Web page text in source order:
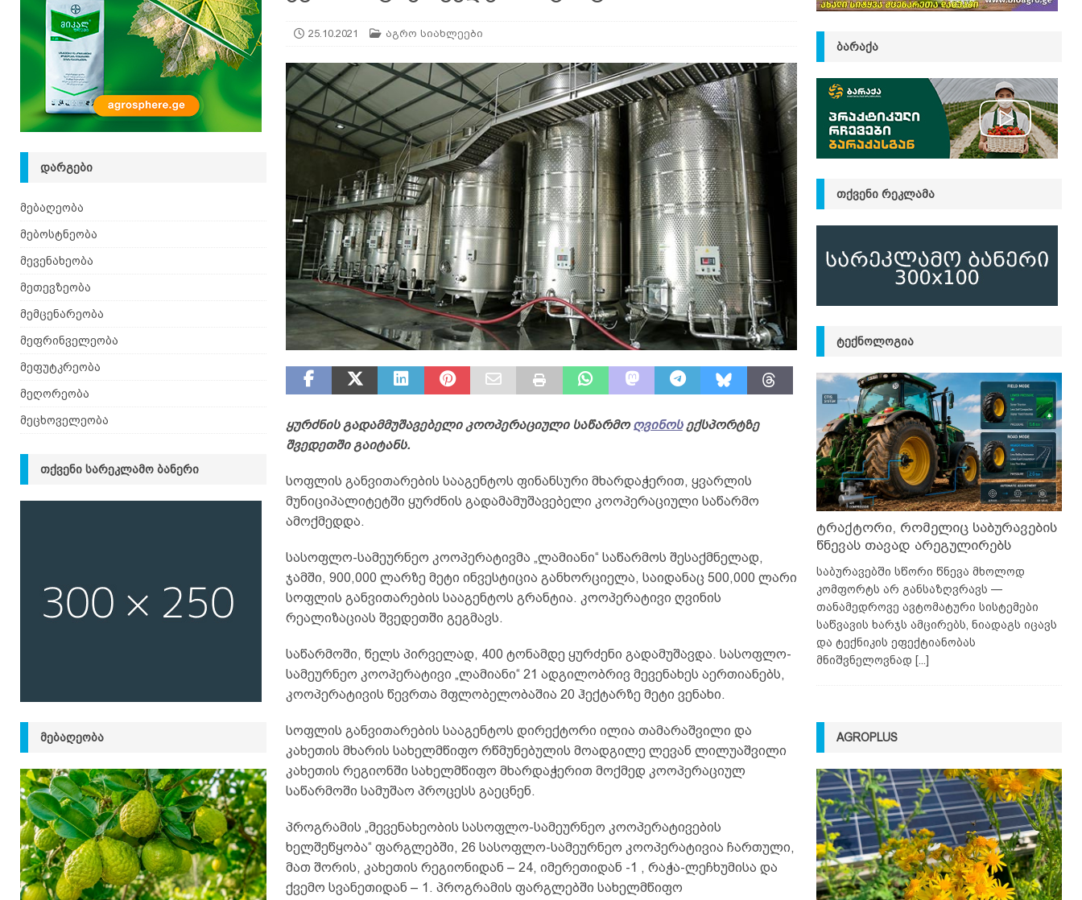
25.10.2021 აგრო სიახლეები
ყურძნის გადამმუშავებელი კოოპერაციული საწარმოღვინოსექსპორტზე
შვედეთში გაიტანს.
სოფლის განვითარების სააგენტოს ფინანსური მხარდაჭერით, ყვარლის
მუნიციპალიტეტში ყურძნის გადამამუშავებელი კოოპერაციული საწარმო
ამოქმედდა.
სასოფლო-სამეურნეო კოოპერატივმა „ლამიანი“ საწარმოს შესაქმნელად,
ჯამში, 900,000 ლარზე მეტი ინვესტიცია განხორციელა, საიდანაც 500,000 ლარი
სოფლის განვითარების სააგენტოს გრანტია. კოოპერატივი ღვინის
რეალიზაციას შვედეთში გეგმავს.
საწარმოში, წელს პირველად, 400 ტონამდე ყურძენი გადამუშავდა. სასოფლო-
სამეურნეო კოოპერატივი „ლამიანი“ 21 ადგილობრივ მევენახეს აერთიანებს,
კოოპერატივის წევრთა მფლობელობაშია 20 ჰექტარზე მეტი ვენახი.
სოფლის განვითარების სააგენტოს დირექტორი ილია თამარაშვილი და
კახეთის მხარის სახელმწიფო რწმუნებულის მოადგილე ლევან ლილუაშვილი
კახეთის რეგიონში სახელმწიფო მხარდაჭერით მოქმედ კოოპერაციულ
საწარმოში სამუშაო პროცესს გაეცნენ.
პროგრამის „მევენახეობის სასოფლო-სამეურნეო კოოპერატივების
ხელშეწყობა“ ფარგლებში, 26 სასოფლო-სამეურნეო კოოპერატივია ჩართული,
მათ შორის, კახეთის რეგიონიდან – 24, იმერეთიდან -1 , რაჭა-ლეჩხუმისა და
ქვემო სვანეთიდან – 1. პროგრამის ფარგლებში სახელმწიფო
ᲓᲐᲠᲒᲔᲑᲘ
მებაღეობა
მებოსტნეობა
მევენახეობა
მეთევზეობა
მემცენარეობა
მეფრინველეობა
მეფუტკრეობა
მეღორეობა
მეცხოველეობა
ᲗᲥᲕᲔᲜᲘ ᲡᲐᲠᲔᲙᲚᲐᲛᲝ ᲑᲐᲜᲔᲠᲘ
ᲛᲔᲑᲐᲦᲔᲝᲑᲐ
ᲑᲐᲠᲐᲥᲐ
ᲗᲥᲕᲔᲜᲘ ᲠᲔᲙᲚᲐᲛᲐ
ᲢᲔᲥᲜᲝᲚᲝᲒᲘᲐ
ტრაქტორი, რომელიც საბურავების
წნევას თავად არეგულირებს
საბურავებში სწორი წნევა მხოლოდ
კომფორტს არ განსაზღვრავს —
თანამედროვე ავტომატური სისტემები
საწვავის ხარჯს ამცირებს, ნიადაგს იცავს
და ტექნიკის ეფექტიანობას
მნიშვნელოვნად [...]
AGROPLUS